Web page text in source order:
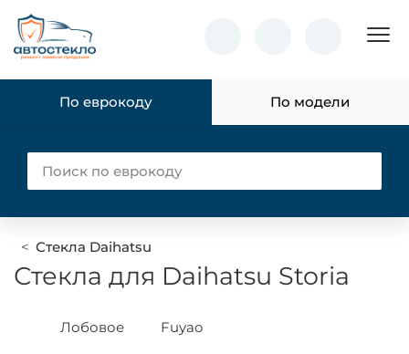
По еврокоду По модели
Стекла Daihatsu
Стекла для Daihatsu Storia
Лобовое Fuyao